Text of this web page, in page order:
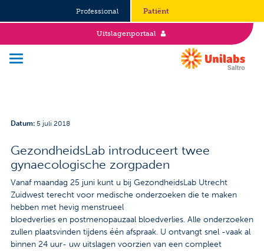
Professional Patiënt
Uitslagenportaal
Duurzaamheid en Good Governance
Werken bij
Stages
Vacatures
Datum: 5 juli 2018
GezondheidsLab introduceert twee
gynaecologische zorgpaden
Vanaf maandag 25 juni kunt u bij GezondheidsLab Utrecht
Zuidwest terecht voor medische onderzoeken die te maken
hebben met hevig menstrueel
bloedverlies en postmenopauzaal bloedverlies. Alle onderzoeken
zullen plaatsvinden tijdens één afspraak. U ontvangt snel -vaak al
binnen 24 uur- uw uitslagen voorzien van een compleet